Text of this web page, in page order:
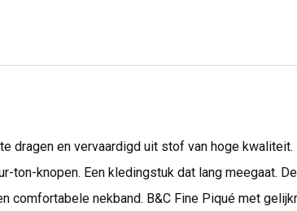
dragen en vervaardigd uit stof van hoge
ton-knopen. Een kledingstuk dat lang meegaat.
comfortabele nekband. B&C Fine Piqué met